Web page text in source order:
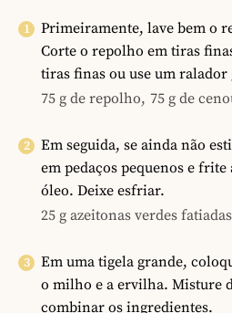
Primeiramente, lave bem o
Corte o repolho em tiras
tiras finas ou use um ralador
75 g de repolho, 75 g de
Em seguida, se ainda não
em pedaços pequenos e
óleo. Deixe esfriar.
25 g azeitonas verdes fatiadas
Em uma tigela grande,
o milho e a ervilha. Misture
combinar os ingredientes.